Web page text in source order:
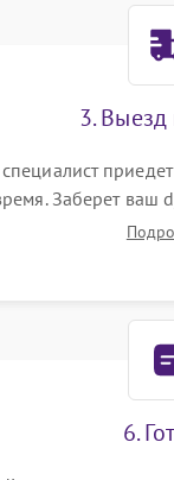
3. Выезд
Заберет ваш
для диагностики.
6.